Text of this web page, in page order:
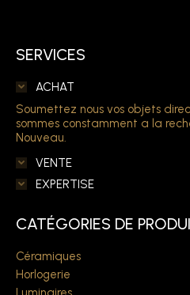
SERVICES
ACHAT
Soumettez nous vos objets
sommes constamment a la
Nouveau.
VENTE
EXPERTISE
CATÉGORIES DE
Céramiques
Horlogerie